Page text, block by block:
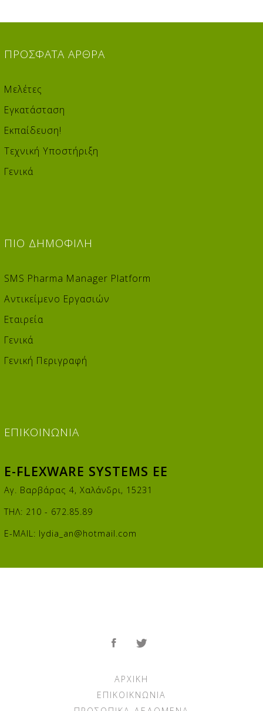
ΠΡΌΣΦΑΤΑ ΆΡΘΡΑ
Μελέτες
Εγκατάσταση
Εκπαίδευση!
Τεχνική Υποστήριξη
Γενικά
ΠΙΟ ΔΗΜΟΦΙΛΉ
SMS Pharma Manager Platform
Αντικείμενο Εργασιών
Εταιρεία
Γενικά
Γενική Περιγραφή
ΕΠΙΚΟΙΝΩΝΊΑ
E-FLEXWARE SYSTEMS EE
Αγ. Βαρβάρας 4, Χαλάνδρι, 15231
ΤΗΛ: 210 - 672.85.89
E-MAIL: lydia_an@hotmail.com
ΑΡΧΙΚΉ
ΕΠΙΚΟΙΚΝΩΝΊΑ